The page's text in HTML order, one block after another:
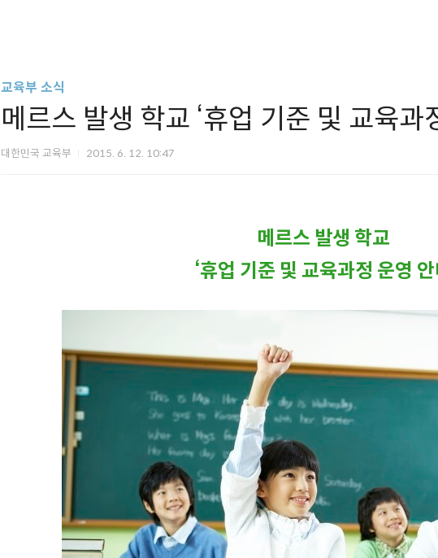
교육부 소식
메르스 발생 학교 ‘휴업 기준 및 교육과
대한민국 교육부 2015. 6. 12. 10:47
메르스 발생 학교
‘휴업 기준 및 교육과정 운영 안